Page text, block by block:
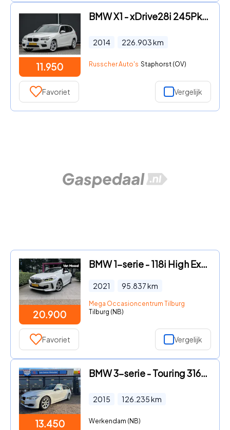
11.950
BMW X1 - xDrive28i 245Pk | High Executive | M-Sport | Shadowline | Tr
2014 226.903km
Russcher Auto's Staphorst (OV)
Favoriet Vergelijk
20.900
BMW 1-serie - 118i High Executive | M PAKKET | WORDT VERWACHT | SFEERVERLI
2021 95.837km
Mega Occasioncentrum Tilburg
Tilburg (NB)
Favoriet Vergelijk
13.450
BMW 3-serie - Touring 316i M Sport Edition High Executive
2015 126.235km
Werkendam (NB)